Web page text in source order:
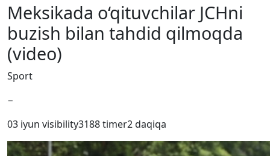
Meksikada o‘qituvchilar JCHni
buzish bilan tahdid qilmoqda
(video)
Sport
−
03 iyun visibility3188timer2 daqiqa